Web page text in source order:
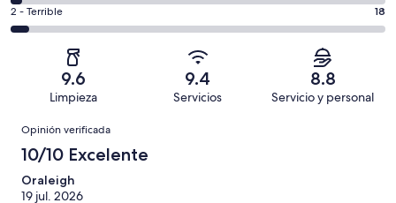
Basada
en
opiniones
Bueno.
opiniones
es
decir,
Aceptable.
de
344
opiniones
4,
Basada
10
de
opiniones
Puntuación
de
Terrible.
Basada
de
344
2 - Terrible 18
9.6
Limpieza
9.4
Servicios
8.8
Servicio y personal
Opiniones
Opinión verificada
10/10 Excelente
Oraleigh
19 jul. 2026